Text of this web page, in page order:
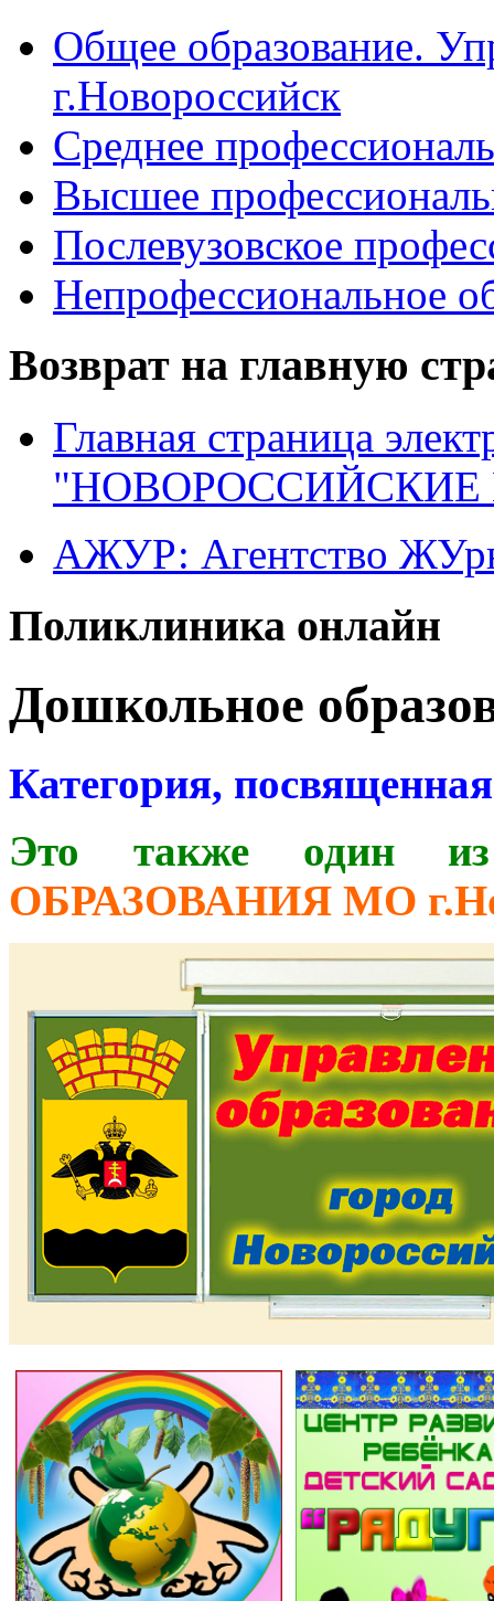
Общее образование.
г.Новороссийск
Среднее
Высшее
Послевузовское
Непрофессиональное
Возврат на главную
Главная страница
"НОВОРОССИЙСКИЕ
АЖУР: Агентство
Поликлиника онлайн
Дошкольное
Категория,
Это также один
ОБРАЗОВАНИЯ МО